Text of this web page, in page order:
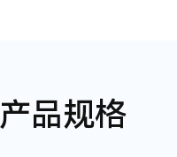
产品规格